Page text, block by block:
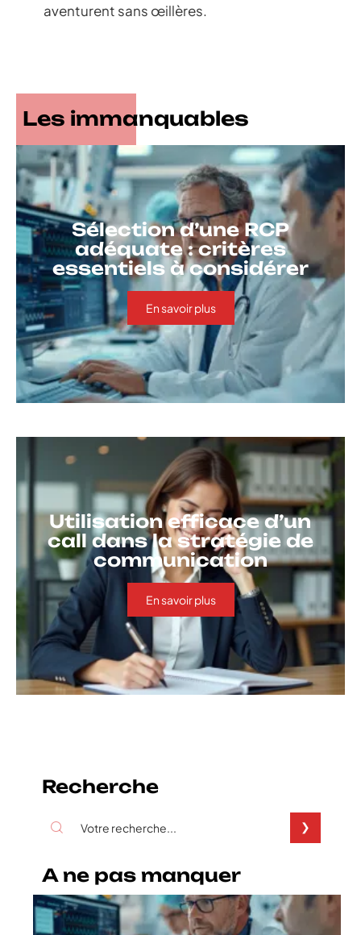
aventurent sans œillères.
Les immanquables
Sélection d’une RCP
adéquate : critères
essentiels à considérer
En savoir plus
Utilisation efficace d’un
call dans la stratégie de
communication
En savoir plus
Recherche
A ne pas manquer